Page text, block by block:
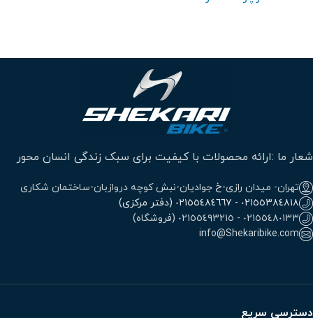
شعار ما :ارائه محصولات با کیفیت برای سبک زندگی انسان محور
تهران- میدان رازی-خ جوادیان-نبش کوچه دروازبان-ساختمان شکاری
٠٢١٥٥٣٨٤٨١٨ - ٠٢١٥٥٤٨٤٦٦٧ (دفتر مرکزی)
٠٢١٥٥٤٨٠١٣٣ - ٠٢١٥٥٤٩٣٢١٥ (فروشگاه)
info@Shekaribike.com
دسترسی سریع